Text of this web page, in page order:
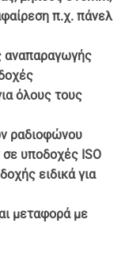
π.χ. πάνελ
αναπαραγωγής
όλους τους
ραδιοφώνου
σε υποδοχές ISO
ειδικά για
μεταφορά με